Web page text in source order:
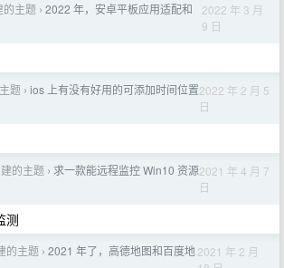
的主题 › 2022 年，安卓平板应用适配和
2022 年 3 月
9 日
题 › ios 上有没有好用的可添加时间位置2022 年 2 月 5
日
的主题 › 求一款能远程监控 Win10 资源2021 年 4 月 7
日
测
的主题 › 2021 年了，高德地图和百度地2021 年 2 月